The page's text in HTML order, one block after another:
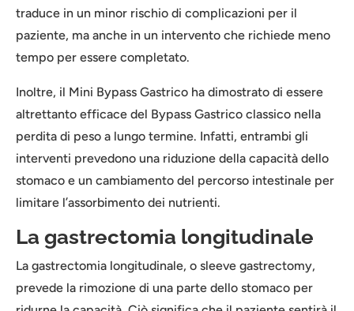
traduce in un minor rischio di complicazioni per il
paziente, ma anche in un intervento che richiede meno
tempo per essere completato.
Inoltre, il Mini Bypass Gastrico ha dimostrato di essere
altrettanto efficace del Bypass Gastrico classico nella
perdita di peso a lungo termine. Infatti, entrambi gli
interventi prevedono una riduzione della capacità dello
stomaco e un cambiamento del percorso intestinale per
limitare l’assorbimento dei nutrienti.
La gastrectomia longitudinale
La gastrectomia longitudinale, o sleeve gastrectomy,
prevede la rimozione di una parte dello stomaco per